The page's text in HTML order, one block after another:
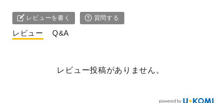
レビューを書く 質問する
レビュー Q&A
レビュー投稿がありません。